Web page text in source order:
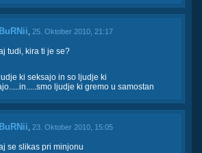
BuRNii 25. Oktober 2010, 21:17
tudi, kira ti je se?
ki seksajo in so ljudje ki
ljudje ki gremo u samostan
BuRNii 23. Oktober 2010, 15:05
se slikas pri minjonu